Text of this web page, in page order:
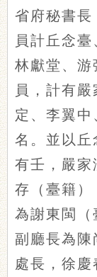
省府秘書長
員計丘念臺
林獻堂、游
員，計有
定、李翼
名。並以丘
有壬，嚴家
存（臺籍）
為謝東閩（
副廳長為陳
處長，徐